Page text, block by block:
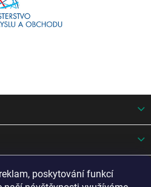
poskytování funkcí